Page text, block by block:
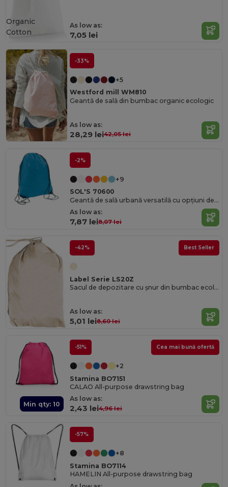
As low as:
7,05 lei
Organic
Cotton
-33%
+5
Westford mill WM810
Geantă de sală din bumbac organic ecologic
As low as:
28,29 lei42,05 lei
-2%
+9
SOL'S 70600
Geantă de sală urbană versatilă cu opțiuni de personalizare
As low as:
7,87 lei8,07 lei
-42% Best Seller
Label Serie LS20Z
Sacul de depozitare cu șnur din bumbac ecologic
As low as:
5,01 lei8,60 lei
Min qty: 10
-51% Cea mai bună ofertă
+2
Stamina BO7151
CALAO All-purpose drawstring bag
As low as:
2,43 lei4,96 lei
-57%
+8
Stamina BO7114
HAMELIN All-purpose drawstring bag